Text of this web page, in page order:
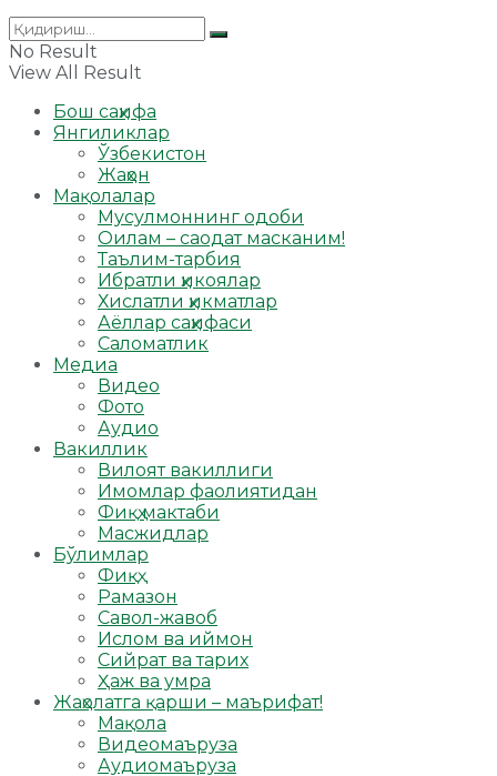
No Result
View All Result
Бош саҳифа
Янгиликлар
Ўзбекистон
Жаҳон
Мақолалар
Мусулмоннинг одоби
Оилам – саодат масканим!
Таълим-тарбия
Ибратли ҳикоялар
Хислатли ҳикматлар
Аёллар саҳифаси
Саломатлик
Медиа
Видео
Фото
Аудио
Вакиллик
Вилоят вакиллиги
Имомлар фаолиятидан
Фиқҳ мактаби
Масжидлар
Бўлимлар
Фиқҳ
Рамазон
Савол-жавоб
Ислом ва иймон
Сийрат ва тарих
Ҳаж ва умра
Жаҳолатга қарши – маърифат!
Мақола
Видеомаъруза
Аудиомаъруза